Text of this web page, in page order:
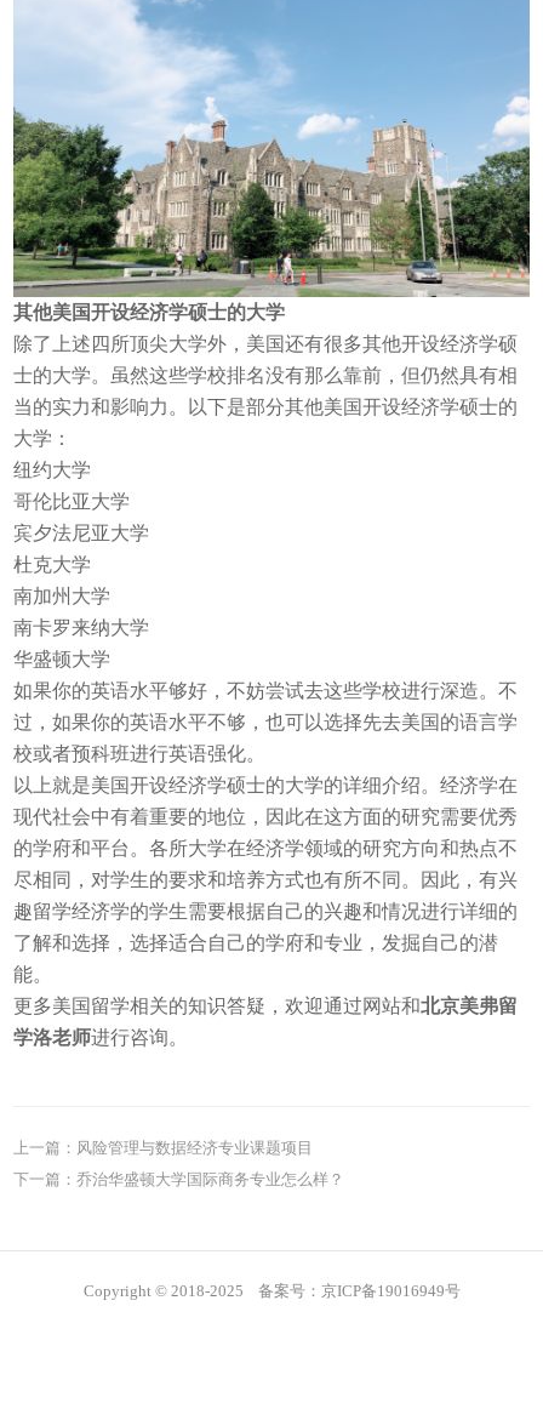
其他美国开设经济学硕士的大学
除了上述四所顶尖大学外，美国还有很多其他开设经济学硕
士的大学。虽然这些学校排名没有那么靠前，但仍然具有相
当的实力和影响力。以下是部分其他美国开设经济学硕士的
大学：
纽约大学
哥伦比亚大学
宾夕法尼亚大学
杜克大学
南加州大学
南卡罗来纳大学
华盛顿大学
如果你的英语水平够好，不妨尝试去这些学校进行深造。不
过，如果你的英语水平不够，也可以选择先去美国的语言学
校或者预科班进行英语强化。
以上就是美国开设经济学硕士的大学的详细介绍。经济学在
现代社会中有着重要的地位，因此在这方面的研究需要优秀
的学府和平台。各所大学在经济学领域的研究方向和热点不
尽相同，对学生的要求和培养方式也有所不同。因此，有兴
趣留学经济学的学生需要根据自己的兴趣和情况进行详细的
了解和选择，选择适合自己的学府和专业，发掘自己的潜
能。
更多美国留学相关的知识答疑，欢迎通过网站和北京美弗留
学洛老师进行咨询。
上一篇： 风险管理与数据经济专业课题项目
下一篇：乔治华盛顿大学国际商务专业怎么样？
Copyright © 2018-2025 备案号：京ICP备19016949号